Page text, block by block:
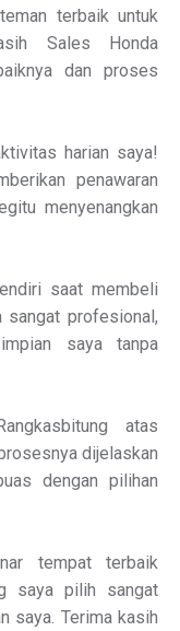
terbaik untuk
Sales Honda
dan proses
harian saya!
penawaran
menyenangkan
saat membeli
sangat profesional,
saya tanpa
atas
dijelaskan
dengan pilihan
tempat terbaik
saya pilih sangat
saya. Terima kasih